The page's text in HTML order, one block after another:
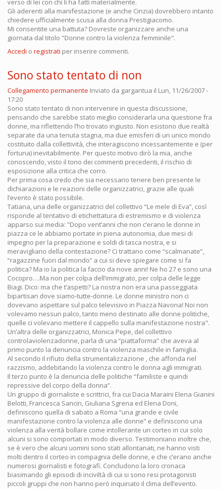
verso di lei con chi li ha fatti materialmente.
Gli aderenti alla manifestazione (e anche Cinzia) dovrebbero intanto
chiedere ufficialmente scusa alla donna Prestigiacomo.
Mi consentite una battuta? Dovreste organizzare anche una
giornata dal titolo "Donne contro la violenza femminile".
Accedi o registrati per inserire commenti.
Sono stato tentato di non
Collegamento permanente Inviato da gargantua il Lun, 11/26/2007 -
17:20
Sono stato tentato di non intervenire in questa discussione,
pensando che sarebbe stato meglio considerarla una questione fra
donne, ma riflettendo l’ho trovato ingiusto. Non esistono due realtà
separate da una tenuta stagna, ma due emisferi di un unico mondo
costituito dalla collettività, che interagiscono incessantemente e (per
fortuna) inevitabilmente. Per questo motivo dirò la mia, anche
conoscendo, visto il tono dei commenti precedenti, il rischio di
esposizione alla critica che corro.
Per prima cosa credo che sia necessario tenere ben presente le
dichiarazioni e le reazioni delle organizzatrici, grazie alle quali
l’evento è stato possibile.
Tatiana, una delle organizzatrici del collettivo “Le mele di Eva”, così
risponde al tentativo di etichettatura di estremismo e di violenza
apparso sui media: "Dopo vent’anni che non c’erano le donne in
piazza ce le abbiamo portate in piena autonomia, due mesi di
impegno per la preparazione e soldi di tasca nostra, e si
meravigliano della contestazione? Ci trattano come “scalmanate”,
“ragazzine fuori dal mondo” a cui si deve spiegare come si fa
politica? Ma io la politica la faccio da nove anni! Ne ho 27 e sono una
Cocopro….Ma non per colpa dell’immigrato, per colpa delle legge
Biagi. Dico: ma che t’aspetti? La nostra non era una passeggiata
bipartisan dove siamo-tutte-donne. Le donne ministro non ci
dovevano aspettare sul palco televisivo in Piazza Navona! Noi non
volevamo nessun palco, tanto meno destinato alle donne politiche,
quelle ci volevano mettere il cappello sulla manifestazione nostra".
Un’altra delle organizzatrici, Monica Pepe, del collettivo
controlaviolenzadonne, parla di una “piattaforma” che aveva al
primo punto la denuncia contro la violenza maschile in famiglia.
Al secondo il rifiuto della strumentalizzazione , che affonda nel
razzismo, addebitando la violenza contro le donna agli immigrati.
Il terzo punto è la denuncia delle politiche “familiste e quindi
repressive del corpo della donna”.
Un gruppo di giornaliste e scrittrici, fra cui Dacia Maraini Elena Gianini
Belotti, Francesca Sancin, Giuliana Sgrena ed Elena Doni,
definiscono quella di sabato a Roma “una grande e civile
manifestazione contro la violenza alle donne” e definiscono una
violenza alla verità bollare come intollerante un corteo in cui solo
alcuni si sono comportati in modo diverso. Testimoniano inoltre che,
se è vero che alcuni uomini sono stati allontanati, ne hanno visti
molti dentro il corteo in compagnia delle donne, e che c’erano anche
numerosi giornalisti e fotografi. Concludono la loro cronaca
biasimando gli episodi di inciviltà di cui si sono resi protagonisti
piccoli gruppi che non hanno però inquinato il clima dell’evento.